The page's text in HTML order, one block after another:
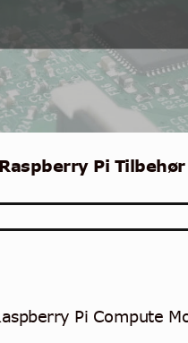
Raspberry Pi Tilbehør
Pi Compute